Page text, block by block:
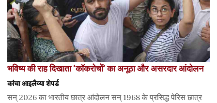
भविष्य की राह दिखाता ‘कॉकरोचों’ का अनूठा और असरदार आंदोलन
कांचा आइलैय्या शेपर्ड
सन् 2026 का भारतीय छात्र आंदोलन सन् 1968 के प्रसिद्ध पेरिस छात्र